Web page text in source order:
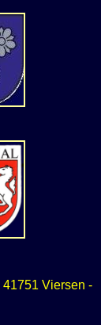
Viersen -